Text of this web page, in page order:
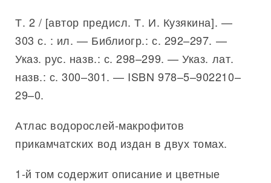
Т. 2 / [автор предисл. Т. И. Кузякина]. —
303 с. : ил. — Библиогр.: с. 292–297. —
Указ. рус. назв.: с. 298–299. — Указ. лат.
назв.: с. 300–301. — ISBN 978–5–902210–
29–0.
Атлас водорослей-макрофитов
прикамчатских вод издан в двух томах.
1-й том содержит описание и цветные